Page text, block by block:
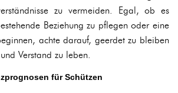
zu vermeiden. Egal, ob es
Beziehung zu pflegen oder eine
achte darauf, geerdet zu bleiben
Verstand zu leben.
für Schützen